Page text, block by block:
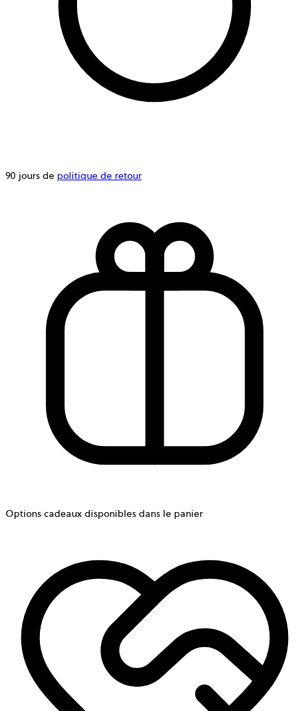
90 jours de politique de retour
Options cadeaux disponibles dans le panier